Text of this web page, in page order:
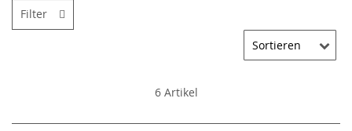
6Artikel
Filter